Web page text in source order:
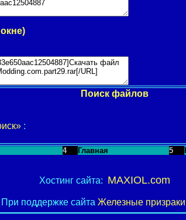
Поиск файлов
:
4 Главная 5
Хостинг сайта: MAXIOL.com
При поддержке сайта Железные